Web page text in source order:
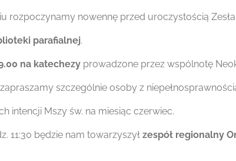
rozpoczynamy nowennę przed uroczystością
parafialnej.
na katechezy prowadzone przez wspólnotę
zapraszamy szczególnie osoby z
intencji Mszy św. na miesiąc czerwiec.
11:30 będzie nam towarzyszył zespół regionalny